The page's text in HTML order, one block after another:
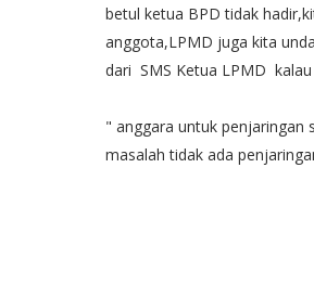
betul ketua BPD tidak
anggota,LPMD juga kita
dari SMS Ketua LPMD
" anggara untuk penjaringan
masalah tidak ada